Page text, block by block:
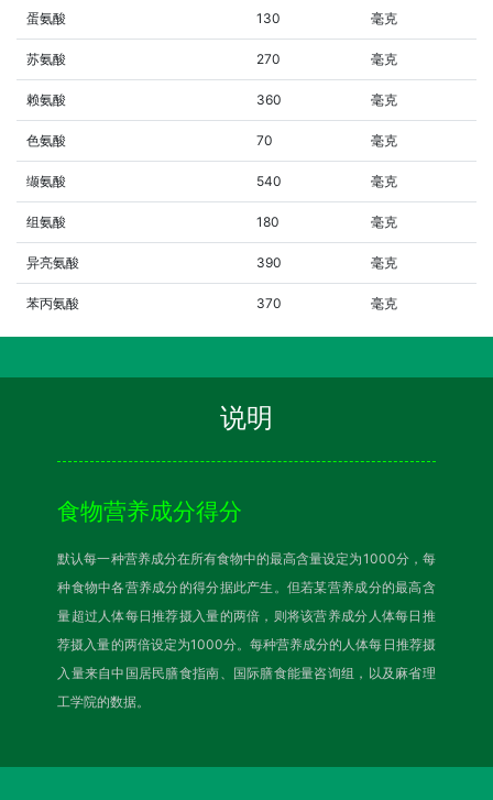
蛋氨酸 130 毫克
苏氨酸 270 毫克
赖氨酸 360 毫克
色氨酸 70 毫克
缬氨酸 540 毫克
组氨酸 180 毫克
异亮氨酸 390 毫克
苯丙氨酸 370 毫克
说明
食物营养成分得分
默认每一种营养成分在所有食物中的最高含量设定为1000分，每
种食物中各营养成分的得分据此产生。但若某营养成分的最高含
量超过人体每日推荐摄入量的两倍，则将该营养成分人体每日推
荐摄入量的两倍设定为1000分。每种营养成分的人体每日推荐摄
入量来自中国居民膳食指南、国际膳食能量咨询组，以及麻省理
工学院的数据。